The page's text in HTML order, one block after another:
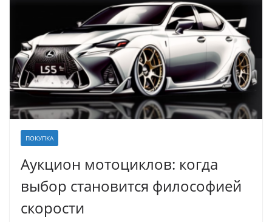
ПОКУПКА
Аукцион мотоциклов: когда
выбор становится философией
скорости